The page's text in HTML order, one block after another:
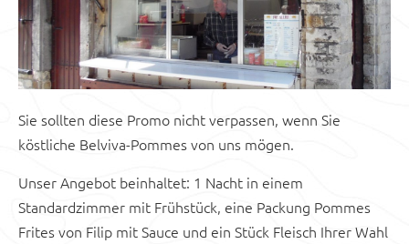
Sie sollten diese Promo nicht verpassen, wenn Sie
köstliche Belviva-Pommes von uns mögen.
Unser Angebot beinhaltet: 1 Nacht in einem
Standardzimmer mit Frühstück, eine Packung Pommes
Frites von Filip mit Sauce und ein Stück Fleisch Ihrer Wahl